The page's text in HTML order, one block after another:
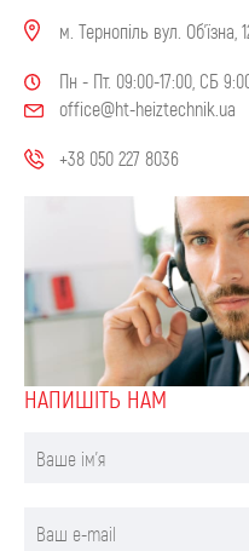
м. Тернопіль вул. Об'їзна,
Пн - Пт. 09:00-17:00, СБ
office@ht-heiztechnik.ua
+38 050 227 8036
НАПИШIТЬ НАМ